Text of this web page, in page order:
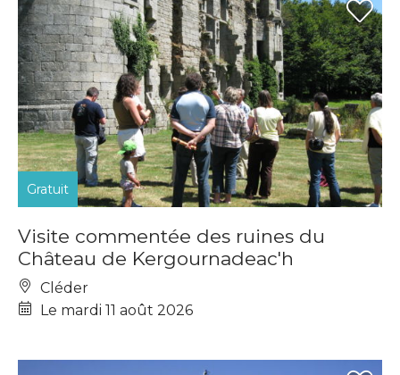
Gratuit
Visite commentée des ruines du
Château de Kergournadeac'h
Cléder
Le mardi 11 août 2026